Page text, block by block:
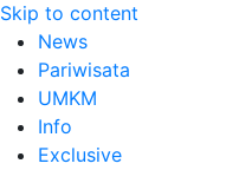
Skip to content
News
Pariwisata
UMKM
Info
Exclusive